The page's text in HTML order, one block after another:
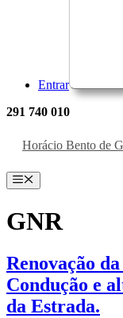
Entrar
291 740
Horácio Bento de
Menu
GNR
Renovação
Condução e
da Estrada.